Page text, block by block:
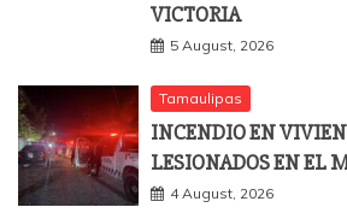
VICTORIA
5 August, 2026
Tamaulipas
INCENDIO EN
LESIONADOS EN EL
4 August, 2026